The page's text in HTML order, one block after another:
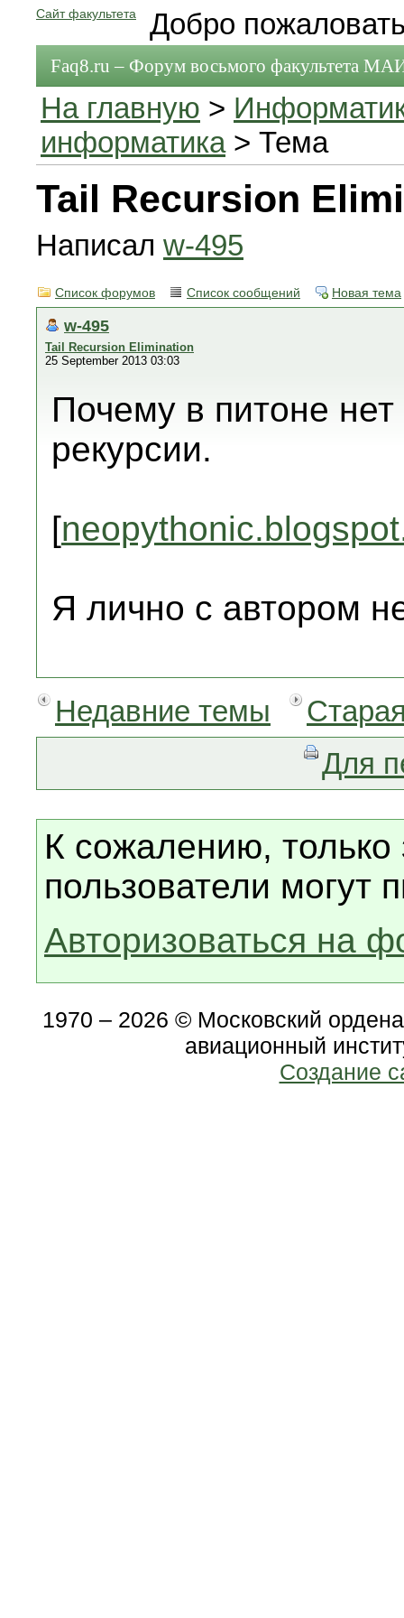
Сайт факультета Добро
Faq8.ru – Форум восьмого факультета
На главную >
информатика> Тема
Tail Recursion
Написал w-495
Список форумов Список сообщений Новая тема
w-495
Tail Recursion Elimination
25 September 2013 03:03
Почему в питоне
рекурсии.
[
Я лично с автором
Недавние темы
Для
К сожалению, только
пользователи могут
Авторизоваться на
1970 – 2026 © Московский
авиационный
Создание